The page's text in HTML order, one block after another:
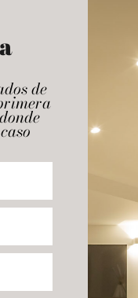
de
Ortodoncia
Odontopediatría
Estética Facial
Maria José Sánchez
cita